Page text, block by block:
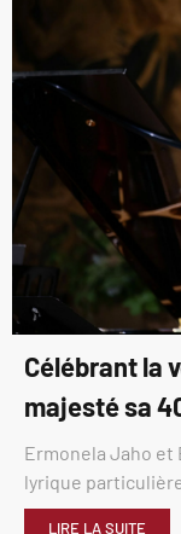
Célébrant la
majesté sa
Ermonela Jaho et
lyrique
LIRE LA SUITE